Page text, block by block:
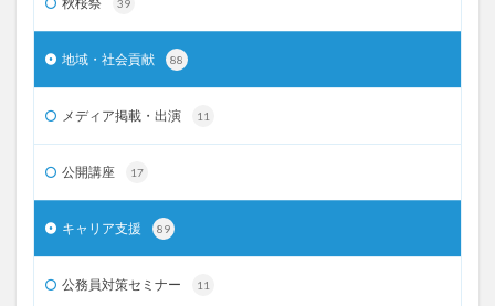
39
地域・社会貢献 88
メディア掲載・出演 11
公開講座 17
キャリア支援 89
公務員対策セミナー 11